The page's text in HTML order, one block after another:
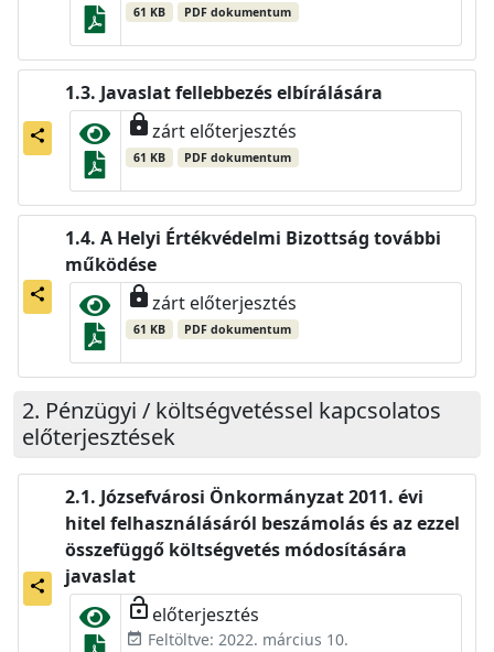
61 KB PDF dokumentum
share
Javaslat fellebbezés elbírálására
lockzárt előterjesztés
61 KB PDF dokumentum
share
A Helyi Értékvédelmi Bizottság további
működése
lockzárt előterjesztés
61 KB PDF dokumentum
Pénzügyi / költségvetéssel kapcsolatos
előterjesztések
share
Józsefvárosi Önkormányzat 2011. évi
hitel felhasználásáról beszámolás és az ezzel
összefüggő költségvetés módosítására
javaslat
lock_open előterjesztés
event_available Feltöltve: 2022. március 10.